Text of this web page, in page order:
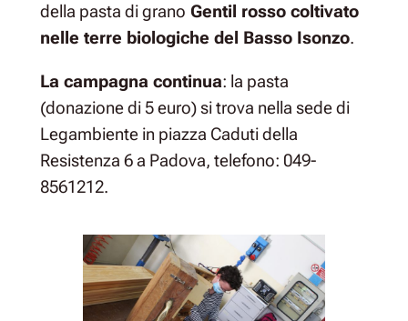
della pasta di grano Gentil rosso coltivato
nelle terre biologiche del Basso Isonzo.
La campagna continua: la pasta
(donazione di 5 euro) si trova nella sede di
Legambiente in piazza Caduti della
Resistenza 6 a Padova, telefono: 049-
8561212.